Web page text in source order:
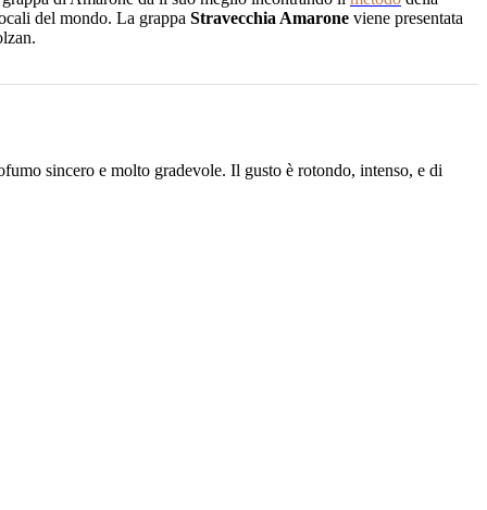
del mondo. La grappa Stravecchia Amarone viene presentata
sincero e molto gradevole. Il gusto è rotondo, intenso, e di